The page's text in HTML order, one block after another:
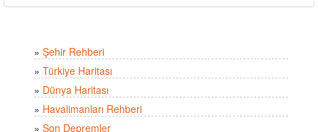
» Şehir Rehberi
» Türkiye Haritası
» Dünya Haritası
» Havalimanları Rehberi
» Son Depremler